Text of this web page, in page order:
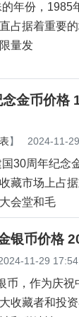
年份，1985
占据着重要
量发
金币价格
】 2024-11-
30周年纪念
藏市场上占
会堂和毛
银币价格
11-29
币，作为庆
收藏者和投